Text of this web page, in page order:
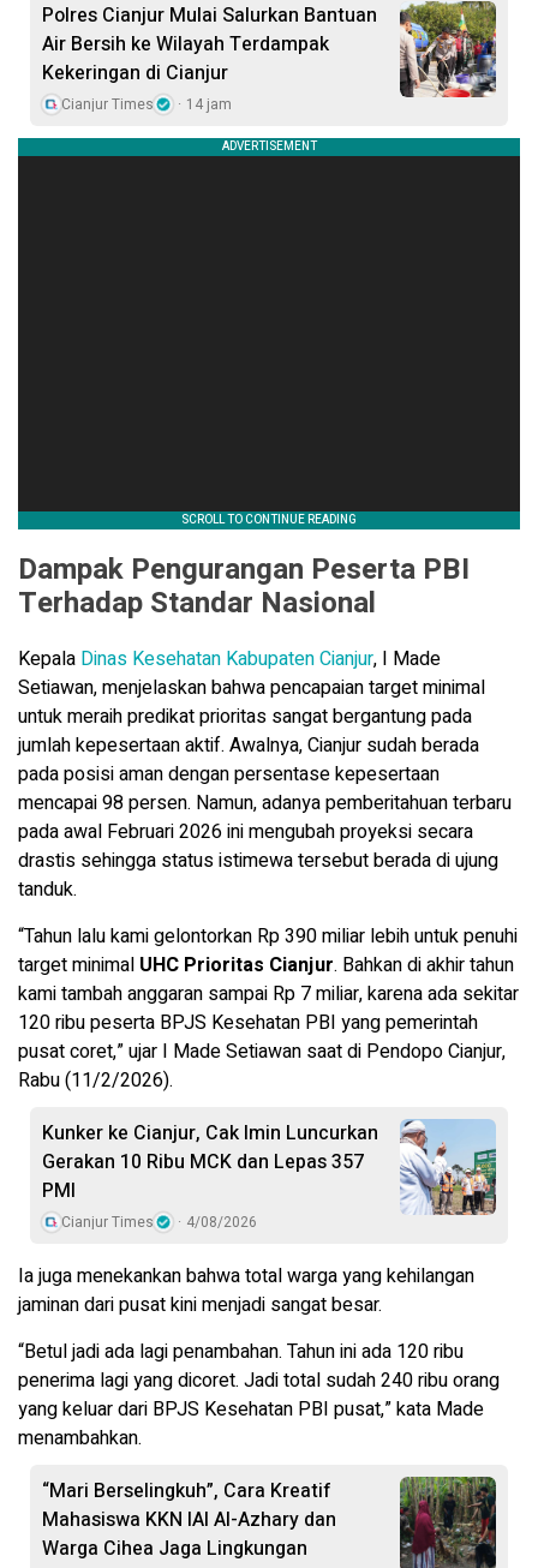
Polres Cianjur Mulai Salurkan Bantuan
Air Bersih ke Wilayah Terdampak
Kekeringan di Cianjur
Cianjur Times 14 jam
Dampak Pengurangan Peserta PBI
Terhadap Standar Nasional
Kepala Dinas Kesehatan Kabupaten Cianjur, I Made
Setiawan, menjelaskan bahwa pencapaian target minimal
untuk meraih predikat prioritas sangat bergantung pada
jumlah kepesertaan aktif. Awalnya, Cianjur sudah berada
pada posisi aman dengan persentase kepesertaan
mencapai 98 persen. Namun, adanya pemberitahuan terbaru
pada awal Februari 2026 ini mengubah proyeksi secara
drastis sehingga status istimewa tersebut berada di ujung
tanduk.
“Tahun lalu kami gelontorkan Rp 390 miliar lebih untuk penuhi
target minimal UHC Prioritas Cianjur. Bahkan di akhir tahun
kami tambah anggaran sampai Rp 7 miliar, karena ada sekitar
120 ribu peserta BPJS Kesehatan PBI yang pemerintah
pusat coret,” ujar I Made Setiawan saat di Pendopo Cianjur,
Rabu (11/2/2026).
Kunker ke Cianjur, Cak Imin Luncurkan
Gerakan 10 Ribu MCK dan Lepas 357
PMI
Cianjur Times 4/08/2026
Ia juga menekankan bahwa total warga yang kehilangan
jaminan dari pusat kini menjadi sangat besar.
“Betul jadi ada lagi penambahan. Tahun ini ada 120 ribu
penerima lagi yang dicoret. Jadi total sudah 240 ribu orang
yang keluar dari BPJS Kesehatan PBI pusat,” kata Made
menambahkan.
“Mari Berselingkuh”, Cara Kreatif
Mahasiswa KKN IAI Al-Azhary dan
Warga Cihea Jaga Lingkungan